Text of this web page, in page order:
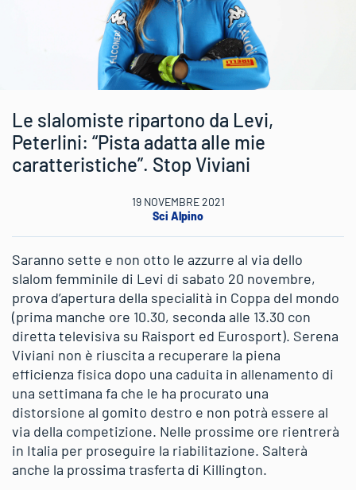
Le slalomiste ripartono da Levi,
Peterlini: “Pista adatta alle mie
caratteristiche”. Stop Viviani
19 NOVEMBRE 2021
Sci Alpino
Saranno sette e non otto le azzurre al via dello
slalom femminile di Levi di sabato 20 novembre,
prova d’apertura della specialità in Coppa del mondo
(prima manche ore 10.30, seconda alle 13.30 con
diretta televisiva su Raisport ed Eurosport). Serena
Viviani non è riuscita a recuperare la piena
efficienza fisica dopo una caduita in allenamento di
una settimana fa che le ha procurato una
distorsione al gomito destro e non potrà essere al
via della competizione. Nelle prossime ore rientrerà
in Italia per proseguire la riabilitazione. Salterà
anche la prossima trasferta di Killington.